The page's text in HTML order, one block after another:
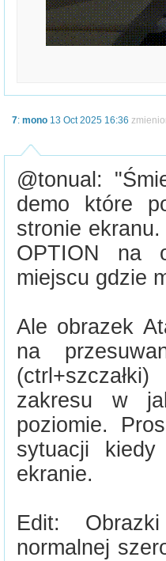
7: mono 13 Oct 2025 16:36
@tonual:
demo które
stronie
OPTION na
miejscu gdzie
Ale obrazek
na
zakresu w
poziomie.
sytuacji
ekranie.
Edit:
normalnej